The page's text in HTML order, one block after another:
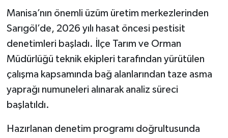
Manisa’nın önemli üzüm üretim merkezlerinden
Sarıgöl’de, 2026 yılı hasat öncesi pestisit
denetimleri başladı. İlçe Tarım ve Orman
Müdürlüğü teknik ekipleri tarafından yürütülen
çalışma kapsamında bağ alanlarından taze asma
yaprağı numuneleri alınarak analiz süreci
başlatıldı.
Hazırlanan denetim programı doğrultusunda